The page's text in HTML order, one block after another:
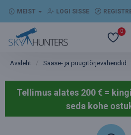
MEIST LOGI SISSE
0
Avaleht Sääse- ja puugitõrjevahendid
Tellimus alates 200 € =
seda kohe